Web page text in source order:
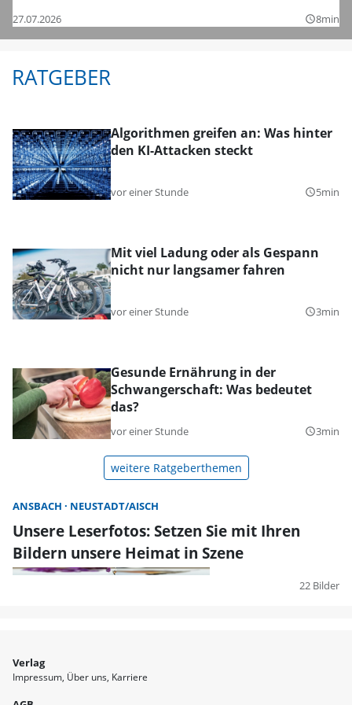
27.07.2026 query_builder8min
RATGEBER
Algorithmen greifen an: Was hinter
den KI-Attacken steckt
vor einer Stunde query_builder5min
Mit viel Ladung oder als Gespann
nicht nur langsamer fahren
vor einer Stunde query_builder3min
Gesunde Ernährung in der
Schwangerschaft: Was bedeutet
das?
vor einer Stunde query_builder3min
weitere Ratgeberthemen
ANSBACH NEUSTADT/AISCH
Unsere Leserfotos: Setzen Sie mit Ihren
Bildern unsere Heimat in Szene
22 Bilder
Verlag
Impressum Über uns Karriere